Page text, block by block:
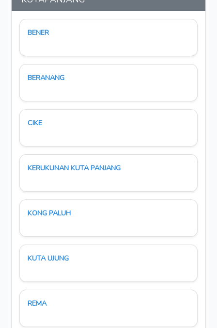
BENER
BERANANG
CIKE
KERUKUNAN KUTA PANJANG
KONG PALUH
KUTA UJUNG
REMA